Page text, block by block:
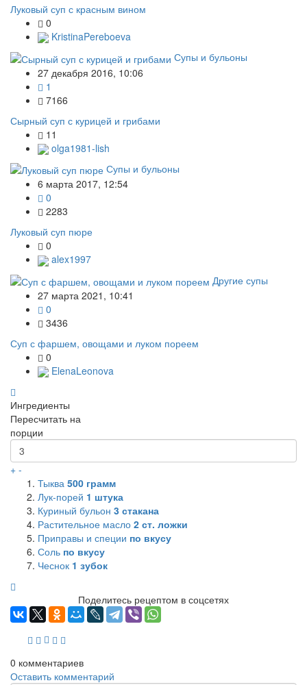
Луковый суп с красным вином
0
KristinaPereboeva
Супы и бульоны
27 декабря 2016, 10:06
1
7166
Сырный суп с курицей и грибами
11
olga1981-lish
Супы и бульоны
6 марта 2017, 12:54
0
2283
Луковый суп пюре
0
alex1997
Другие супы
27 марта 2021, 10:41
0
3436
Суп с фаршем, овощами и луком пореем
0
ElenaLeonova
Ингредиенты
Пересчитать на
порции
+ -
Тыква 500 грамм
Лук-порей 1 штука
Куриный бульон 3 стакана
Растительное масло 2 ст. ложки
Приправы и специи по вкусу
Соль по вкусу
Чеснок 1 зубок
Поделитесь рецептом в соцсетях
0 комментариев
Оставить комментарий